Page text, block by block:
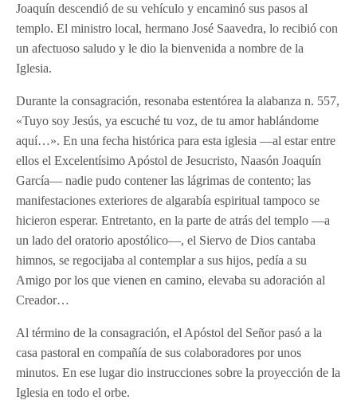
Joaquín descendió de su vehículo y encaminó sus pasos al
templo. El ministro local, hermano José Saavedra, lo recibió con
un afectuoso saludo y le dio la bienvenida a nombre de la
Iglesia.
Durante la consagración, resonaba estentórea la alabanza n. 557,
«Tuyo soy Jesús, ya escuché tu voz, de tu amor hablándome
aquí…». En una fecha histórica para esta iglesia —al estar entre
ellos el Excelentísimo Apóstol de Jesucristo, Naasón Joaquín
García— nadie pudo contener las lágrimas de contento; las
manifestaciones exteriores de algarabía espiritual tampoco se
hicieron esperar. Entretanto, en la parte de atrás del templo —a
un lado del oratorio apostólico—, el Siervo de Dios cantaba
himnos, se regocijaba al contemplar a sus hijos, pedía a su
Amigo por los que vienen en camino, elevaba su adoración al
Creador…
Al término de la consagración, el Apóstol del Señor pasó a la
casa pastoral en compañía de sus colaboradores por unos
minutos. En ese lugar dio instrucciones sobre la proyección de la
Iglesia en todo el orbe.